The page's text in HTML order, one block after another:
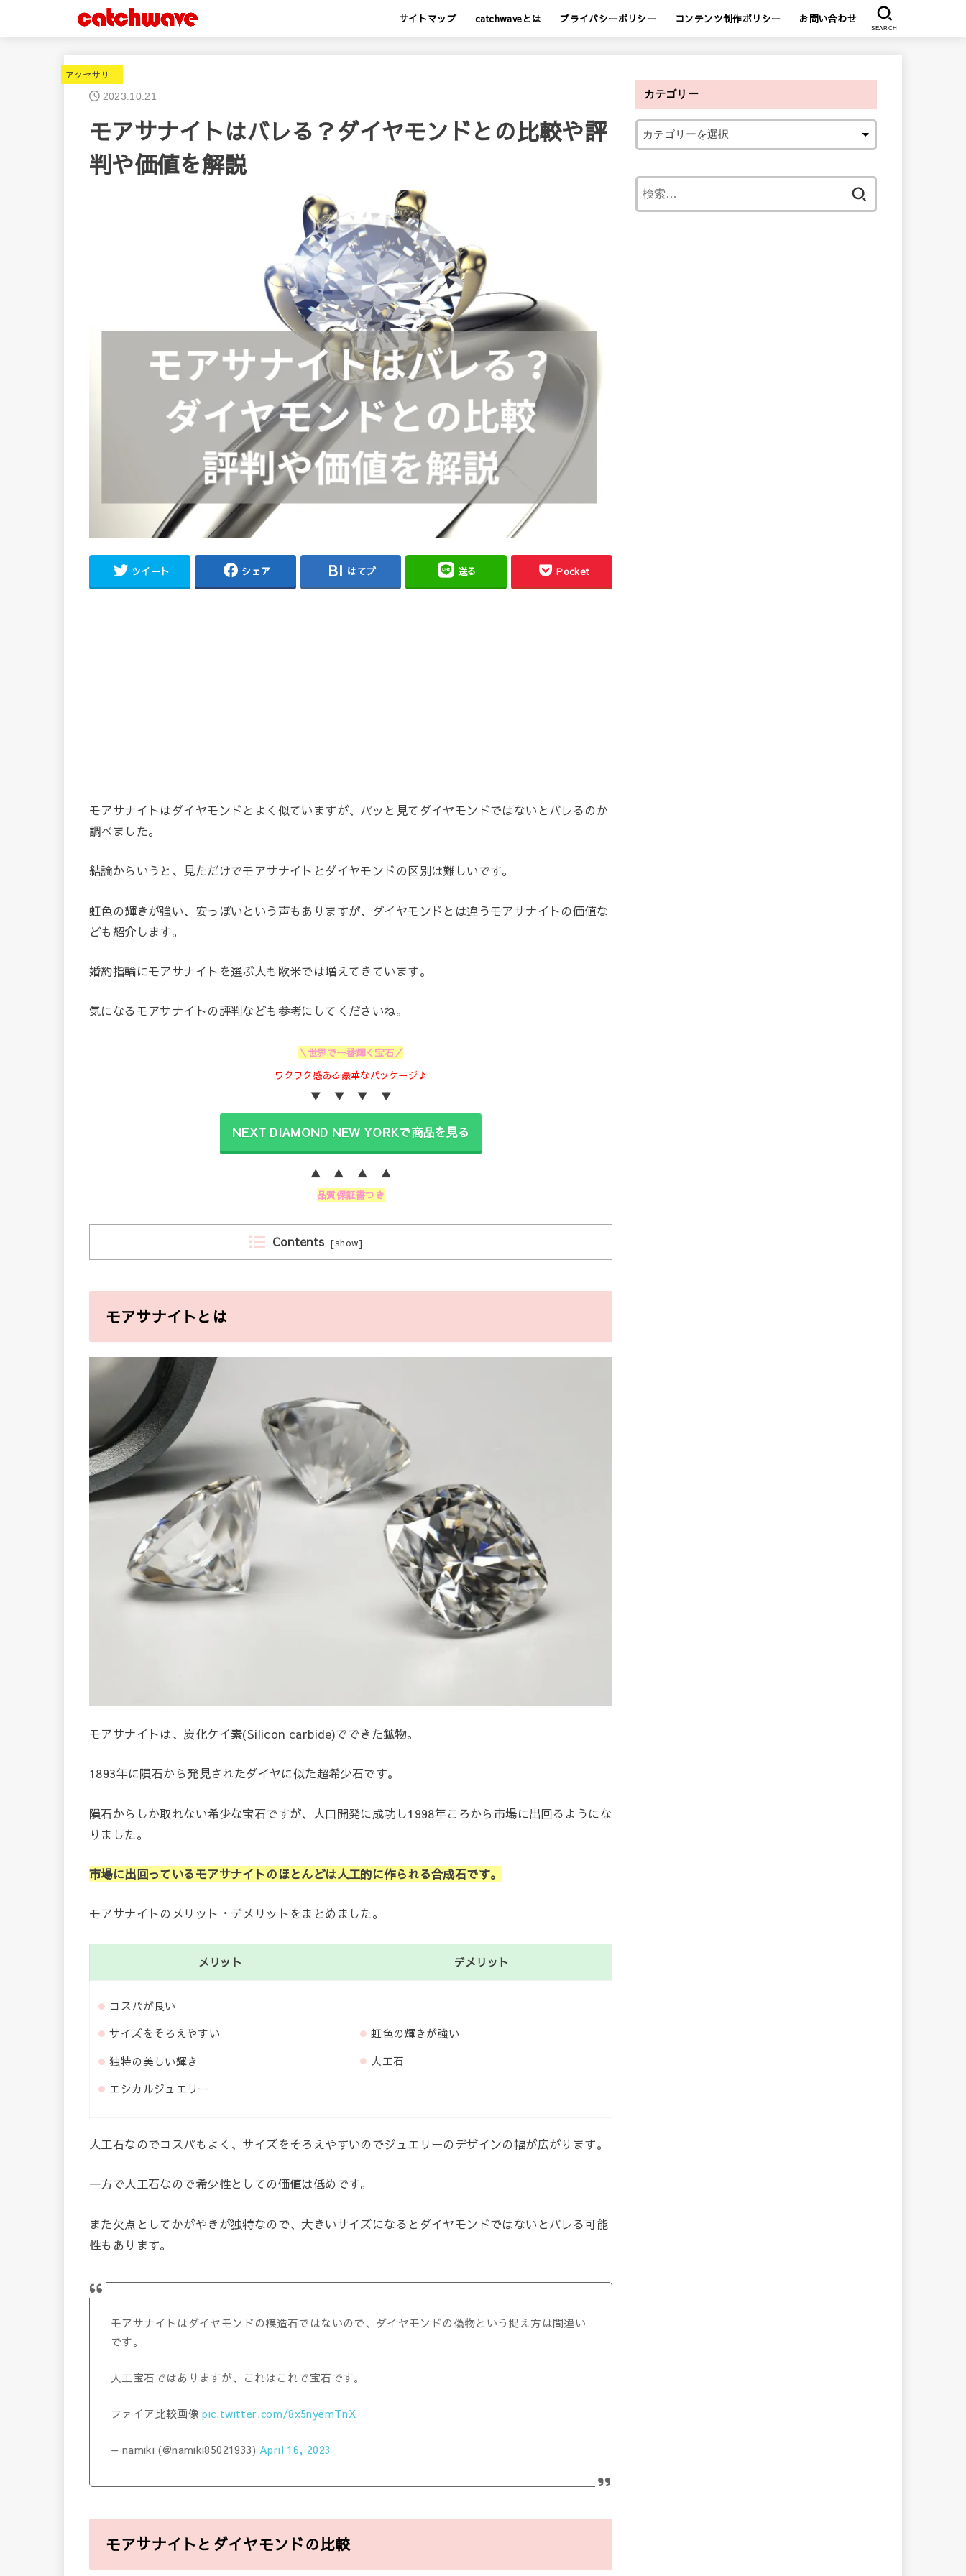
サイトマップ catchwaveとは プライバシーポリシー コンテンツ制作ポリシー お問い合わせ
SEARCH
アクセサリー
2023.10.21
モアサナイトはバレる？ダイヤモンドとの比較や評
判や価値を解説
ツイート シェア はてブ 送る Pocket
モアサナイトはダイヤモンドとよく似ていますが、パッと見てダイヤモンドではないとバレるのか
調べました。
結論からいうと、見ただけでモアサナイトとダイヤモンドの区別は難しいです。
虹色の輝きが強い、安っぽいという声もありますが、ダイヤモンドとは違うモアサナイトの価値な
ども紹介します。
婚約指輪にモアサナイトを選ぶ人も欧米では増えてきています。
気になるモアサナイトの評判なども参考にしてくださいね。
＼世界で一番輝く宝石／
ワクワク感ある豪華なパッケージ♪
▼ ▼ ▼ ▼
NEXT DIAMOND NEW YORKで商品を見る
▲ ▲ ▲ ▲
品質保証書つき
Contents [show]
モアサナイトとは
モアサナイトは、炭化ケイ素(Silicon carbide)でできた鉱物。
1893年に隕石から発見されたダイヤに似た超希少石です。
隕石からしか取れない希少な宝石ですが、人口開発に成功し1998年ころから市場に出回るようにな
りました。
市場に出回っているモアサナイトのほとんどは人工的に作られる合成石です。
モアサナイトのメリット・デメリットをまとめました。
メリット デメリット
コスパが良い
サイズをそろえやすい
独特の美しい輝き
エシカルジュエリー
虹色の輝きが強い
人工石
人工石なのでコスパもよく、サイズをそろえやすいのでジュエリーのデザインの幅が広がります。
一方で人工石なので希少性としての価値は低めです。
また欠点としてかがやきが独特なので、大きいサイズになるとダイヤモンドではないとバレる可能
性もあります。
モアサナイトはダイヤモンドの模造石ではないので、ダイヤモンドの偽物という捉え方は間違い
です。
人工宝石ではありますが、これはこれで宝石です。
ファイア比較画像pic.twitter.com/8x5nyemTnX
— namiki (@namiki85021933) April 16, 2023
モアサナイトとダイヤモンドの比較
カテゴリー